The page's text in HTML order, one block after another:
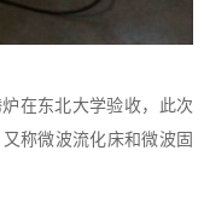
在东北大学验收，此次
称微波流化床和微波固